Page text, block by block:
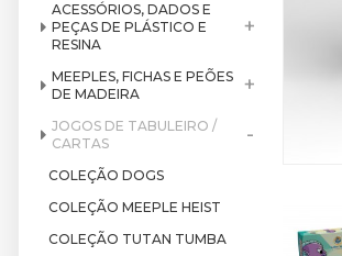
ACESSÓRIOS, DADOS E
PEÇAS DE PLÁSTICO E
RESINA
+
MEEPLES, FICHAS E PEÕES
DE MADEIRA
+
JOGOS DE TABULEIRO /
CARTAS
-
COLEÇÃO DOGS
COLEÇÃO MEEPLE HEIST
COLEÇÃO TUTAN TUMBA